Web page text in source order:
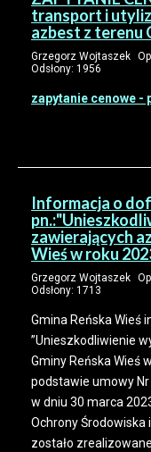
transport i
azbest z terenu
Grzegorz Wojtaszek
Odsłony: 1956
zapytanie cenowe -
Informacja o
zawierających
Wieś w roku
Grzegorz Wojtaszek
Odsłony: 1713
Gmina Reńska Wieś
”Unieszkodliwienie
Gminy Reńska Wieś
podstawie umowy
w dniu 30 marca
Ochrony Środowiska
zostało